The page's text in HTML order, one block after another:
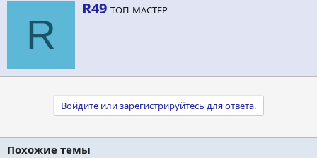
R
А
вR49 ТОП-МАСТЕР
Войдите или зарегистрируйтесь для ответа.
Похожие темы